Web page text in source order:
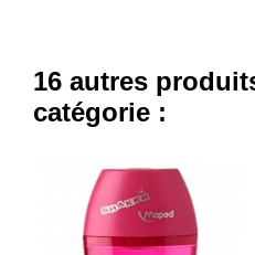
16 autres
catégorie :